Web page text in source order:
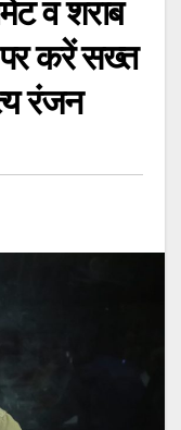
व शराब
पर करें सख्त
रंजन